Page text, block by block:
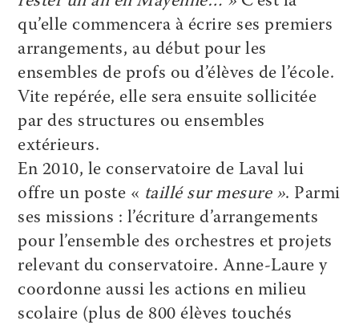
qu’elle commencera à écrire ses premiers
arrangements, au début pour les
ensembles de profs ou d’élèves de l’école.
Vite repérée, elle sera ensuite sollicitée
par des structures ou ensembles
extérieurs.
En 2010, le conservatoire de Laval lui
offre un poste « taillé sur mesure ». Parmi
ses missions : l’écriture d’arrangements
pour l’ensemble des orchestres et projets
relevant du conservatoire. Anne-Laure y
coordonne aussi les actions en milieu
scolaire (plus de 800 élèves touchés